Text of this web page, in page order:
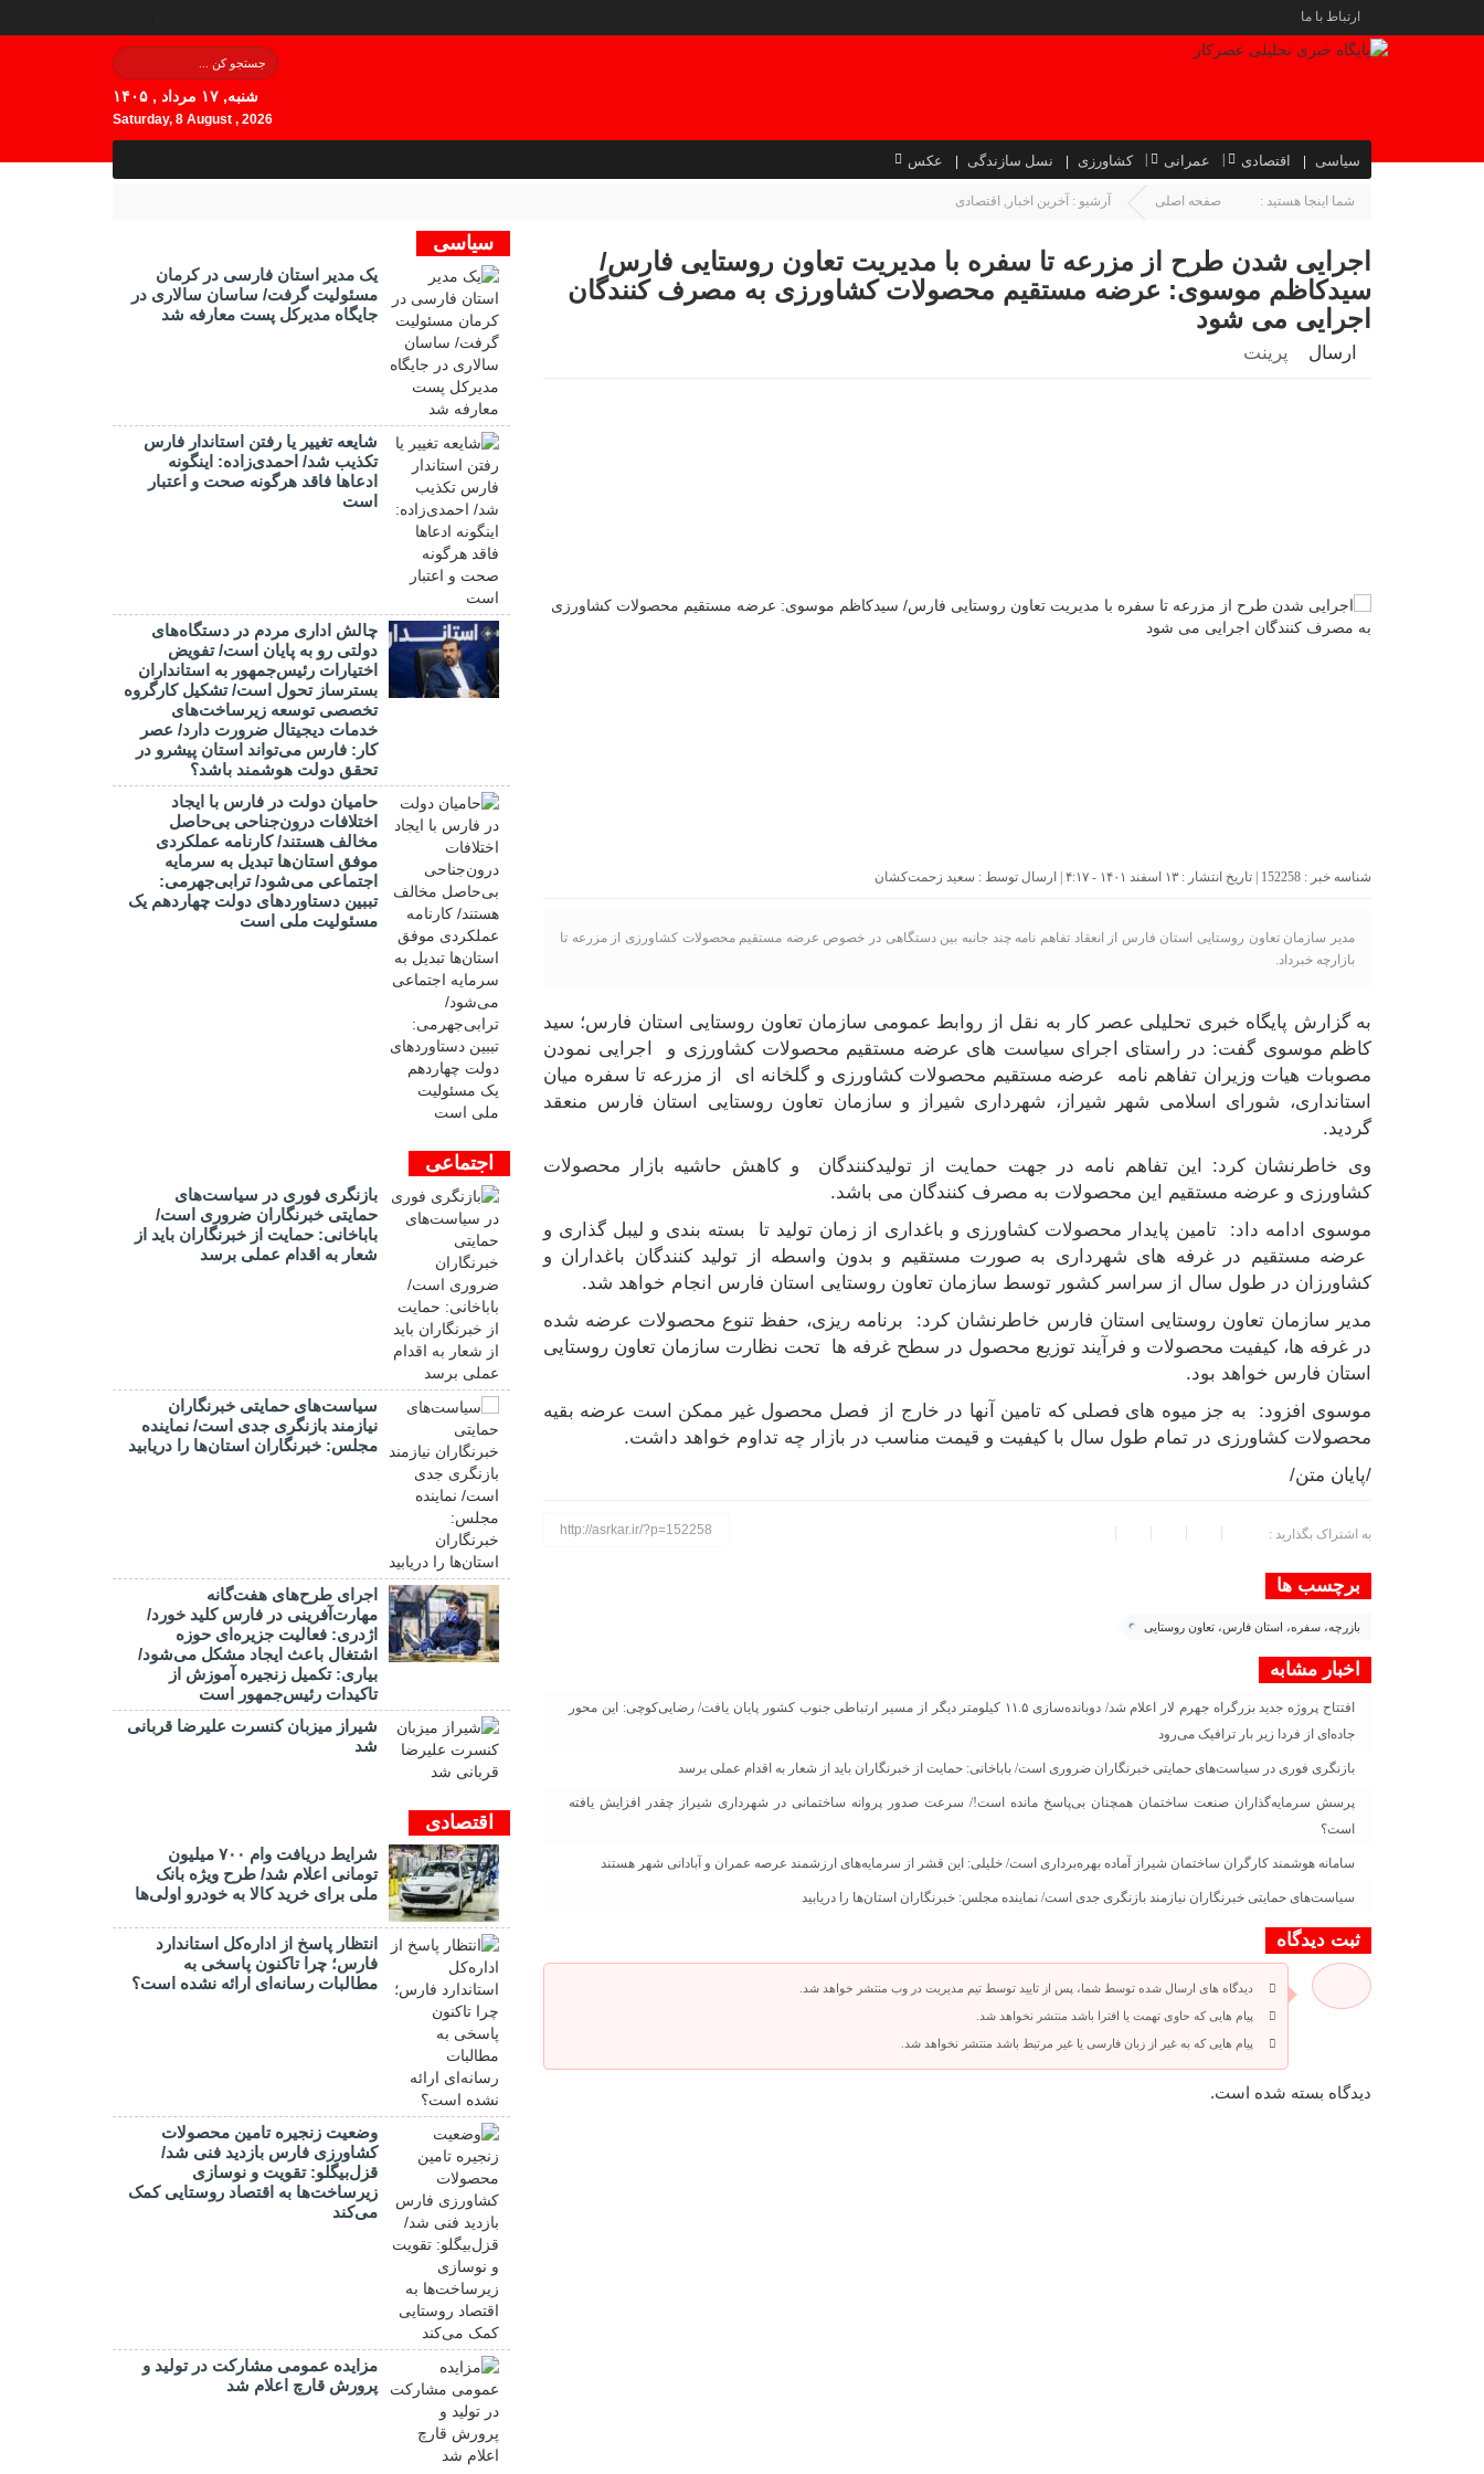
ارتباط با ما
شنبه, ۱۷ مرداد , ۱۴۰۵
Saturday, 8 August , 2026
سیاسی اقتصادی عمرانی کشاورزی نسل سازندگی عکس
شما اینجا هستید : صفحه اصلی آرشیو : آخرین اخبار , اقتصادی
اجرایی شدن طرح از مزرعه تا سفره با مدیریت تعاون روستایی فارس/
سیدکاظم موسوی: عرضه مستقیم محصولات کشاورزی به مصرف کنندگان
اجرایی می شود
ارسال پرینت
شناسه خبر : 152258 | تاریخ انتشار : ۱۳ اسفند ۱۴۰۱ - ۴:۱۷ | ارسال توسط : سعید زحمت‌کشان
مدیر سازمان تعاون روستایی استان فارس از انعقاد تفاهم نامه چند جانبه بین دستگاهی در خصوص عرضه مستقیم محصولات کشاورزی از مزرعه تا
بازارچه خبرداد.
به گزارش پایگاه خبری تحلیلی عصر کار به نقل از روابط عمومی سازمان تعاون روستایی استان فارس؛ سید
کاظم موسوی گفت: در راستای اجرای سیاست های عرضه مستقیم محصولات کشاورزی و اجرایی نمودن
مصوبات هیات وزیران تفاهم نامه عرضه مستقیم محصولات کشاورزی و گلخانه ای از مزرعه تا سفره میان
استانداری، شورای اسلامی شهر شیراز، شهرداری شیراز و سازمان تعاون روستایی استان فارس منعقد
گردید.
وی خاطرنشان کرد: این تفاهم نامه در جهت حمایت از تولیدکنندگان و کاهش حاشیه بازار محصولات
کشاورزی و عرضه مستقیم این محصولات به مصرف کنندگان می باشد.
موسوی ادامه داد: تامین پایدار محصولات کشاورزی و باغداری از زمان تولید تا بسته بندی و لیبل گذاری و
عرضه مستقیم در غرفه های شهرداری به صورت مستقیم و بدون واسطه از تولید کنندگان باغداران و
کشاورزان در طول سال از سراسر کشور توسط سازمان تعاون روستایی استان فارس انجام خواهد شد.
مدیر سازمان تعاون روستایی استان فارس خاطرنشان کرد: برنامه ریزی، حفظ تنوع محصولات عرضه شده
در غرفه ها، کیفیت محصولات و فرآیند توزیع محصول در سطح غرفه ها تحت نظارت سازمان تعاون روستایی
استان فارس خواهد بود.
موسوی افزود: به جز میوه های فصلی که تامین آنها در خارج از فصل محصول غیر ممکن است عرضه بقیه
محصولات کشاورزی در تمام طول سال با کیفیت و قیمت مناسب در بازار چه تداوم خواهد داشت.
/پایان متن/
به اشتراک بگذارید : http://asrkar.ir/?p=152258
برچسب ها
بازرچه، سفره، استان فارس، تعاون روستایی
اخبار مشابه
افتتاح پروژه جدید بزرگراه جهرم لار اعلام شد/ دوبانده‌سازی ۱۱.۵ کیلومتر دیگر از مسیر ارتباطی جنوب کشور پایان یافت/ رضایی‌کوچی: این محور
جاده‌ای از فردا زیر بار ترافیک می‌رود
بازنگری فوری در سیاست‌های حمایتی خبرنگاران ضروری است/ باباخانی: حمایت از خبرنگاران باید از شعار به اقدام عملی برسد
پرسش سرمایه‌گذاران صنعت ساختمان همچنان بی‌پاسخ مانده است!/ سرعت صدور پروانه ساختمانی در شهرداری شیراز چقدر افزایش یافته
است؟
سامانه هوشمند کارگران ساختمان شیراز آماده بهره‌برداری است/ خلیلی: این قشر از سرمایه‌های ارزشمند عرصه عمران و آبادانی شهر هستند
سیاست‌های حمایتی خبرنگاران نیازمند بازنگری جدی است/ نماینده مجلس: خبرنگاران استان‌ها را دریابید
ثبت دیدگاه
دیدگاه های ارسال شده توسط شما، پس از تایید توسط تیم مدیریت در وب منتشر خواهد شد.
پیام هایی که حاوی تهمت یا افترا باشد منتشر نخواهد شد.
پیام هایی که به غیر از زبان فارسی یا غیر مرتبط باشد منتشر نخواهد شد.
دیدگاه بسته شده است.
سیاسی
یک مدیر استان فارسی در کرمان
مسئولیت گرفت/ ساسان سالاری در
جایگاه مدیرکل پست معارفه شد
شایعه تغییر یا رفتن استاندار فارس
تکذیب شد/ احمدی‌زاده: اینگونه
ادعاها فاقد هرگونه صحت و اعتبار
است
چالش اداری مردم در دستگاه‌های
دولتی رو به پایان است/ تفویض
اختیارات رئیس‌جمهور به استانداران
بسترساز تحول است/ تشکیل کارگروه
تخصصی توسعه زیرساخت‌های
خدمات دیجیتال ضرورت دارد/ عصر
کار: فارس می‌تواند استان پیشرو در
تحقق دولت هوشمند باشد؟
حامیان دولت در فارس با ایجاد
اختلافات درون‌جناحی بی‌حاصل
مخالف هستند/ کارنامه عملکردی
موفق استان‌ها تبدیل به سرمایه
اجتماعی می‌شود/ ترابی‌جهرمی:
تببین دستاوردهای دولت چهاردهم یک
مسئولیت ملی است
اجتماعی
بازنگری فوری در سیاست‌های
حمایتی خبرنگاران ضروری است/
باباخانی: حمایت از خبرنگاران باید از
شعار به اقدام عملی برسد
سیاست‌های حمایتی خبرنگاران
نیازمند بازنگری جدی است/ نماینده
مجلس: خبرنگاران استان‌ها را دریابید
اجرای طرح‌های هفت‌گانه
مهارت‌آفرینی در فارس کلید خورد/
اژدری: فعالیت جزیره‌‌ای حوزه
اشتغال باعث ایجاد مشکل می‌شود/
بیاری: تکمیل زنجیره آموزش از
تاکیدات رئیس‌جمهور است
شیراز میزبان کنسرت علیرضا قربانی
شد
اقتصادی
شرایط دریافت وام ۷۰۰ میلیون
تومانی اعلام شد/ طرح ویژه بانک
ملی برای خرید کالا به خودرو اولی‌ها
انتظار پاسخ از اداره‌کل استاندارد
فارس؛ چرا تاکنون پاسخی به
مطالبات رسانه‌ای ارائه نشده است؟
وضعیت زنجیره تامین محصولات
کشاورزی فارس بازدید فنی شد/
قزل‌بیگلو: تقویت و نوسازی
زیرساخت‌ها به اقتصاد روستایی کمک
می‌کند
مزایده عمومی مشارکت در تولید و
پرورش قارچ اعلام شد